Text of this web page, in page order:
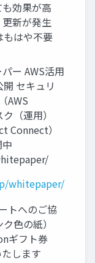
効果が高
更新が発生
もはや不要
ー AWS活用
セキュリ
AWS
（運用）
Connect）
whitepaper/
トへのご協
色の紙）
ギフト券
します